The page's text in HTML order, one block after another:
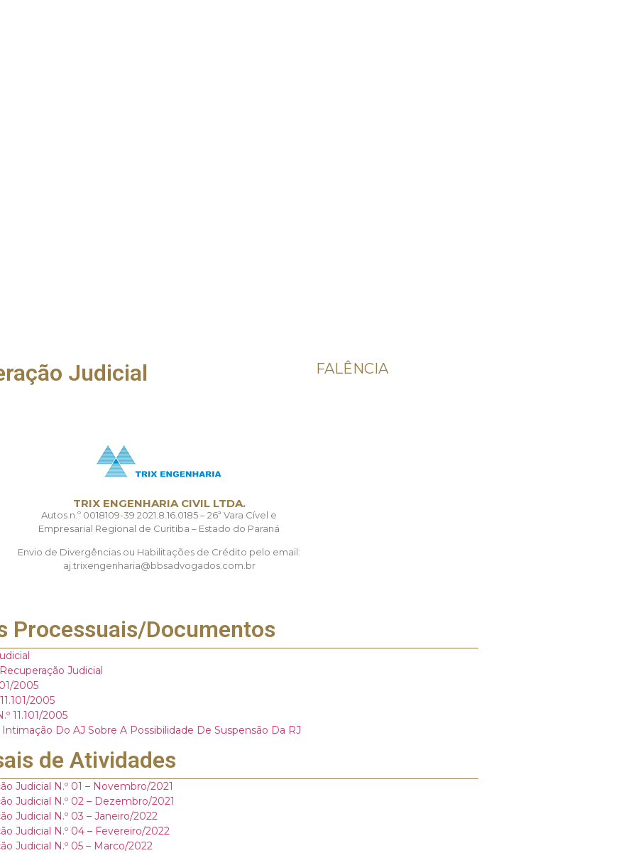
Judicial FALÊNCIA
TRIX ENGENHARIA CIVIL LTDA.
Autos n.º 0018109-39.2021.8.16.0185 – 26ª Vara Cível e
Empresarial Regional de Curitiba – Estado do Paraná
Envio de Divergências ou Habilitações de Crédito pelo email:
aj.trixengenharia@bbsadvogados.com.br
Processuais/Documentos
Judicial
2005
2005
11.101/2005
Intimação Do AJ Sobre A Possibilidade De Suspensão Da RJ
de Atividades
Judicial N.º 01 – Novembro/2021
Judicial N.º 02 – Dezembro/2021
Judicial N.º 03 – Janeiro/2022
Judicial N.º 04 – Fevereiro/2022
Judicial N.º 05 – Marco/2022